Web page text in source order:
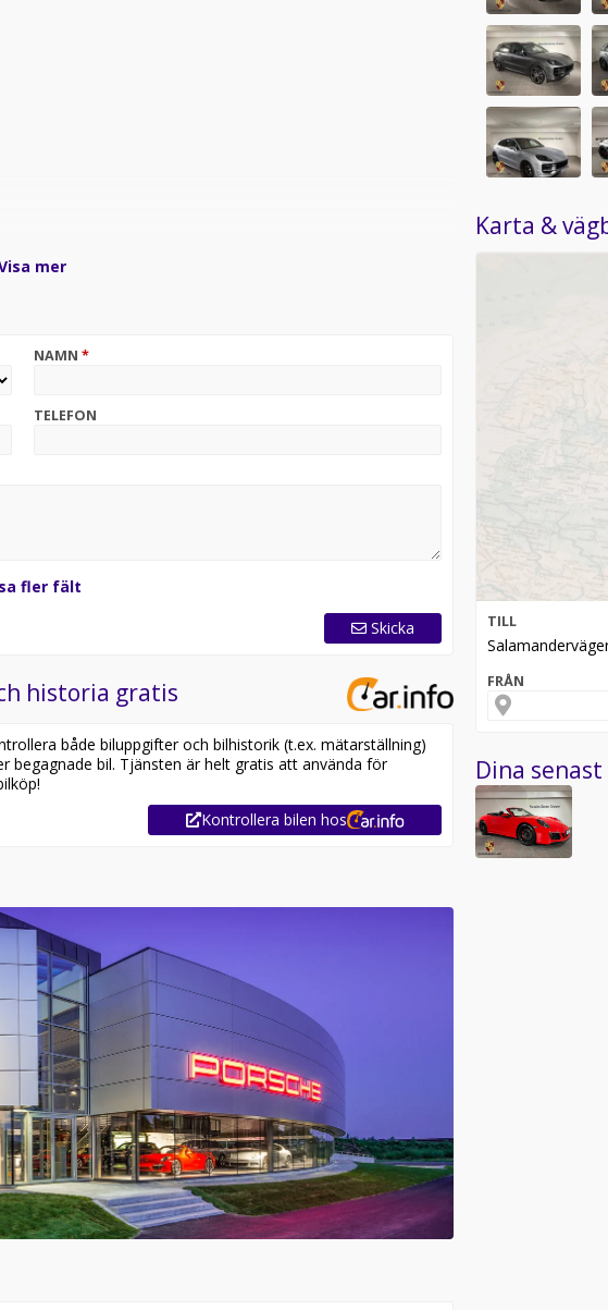
mer
NAMN *
TELEFON
fler fält
Skicka
historia gratis
både biluppgifter och bilhistorik (t.ex. mätarställning)
begagnade bil. Tjänsten är helt gratis att använda för
Kontrollera bilen hos
Karta &
TILL
FRÅN
Dina